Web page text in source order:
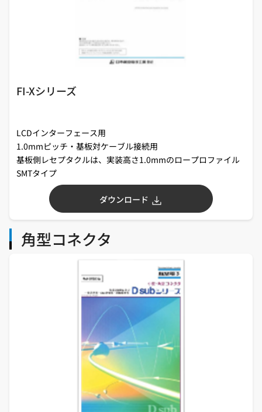
FI-Xシリーズ
LCDインターフェース用
1.0mmピッチ・基板対ケーブル接続用
基板側レセプタクルは、実装高さ1.0mmのロープロファイル
SMTタイプ
ダウンロード
角型コネクタ